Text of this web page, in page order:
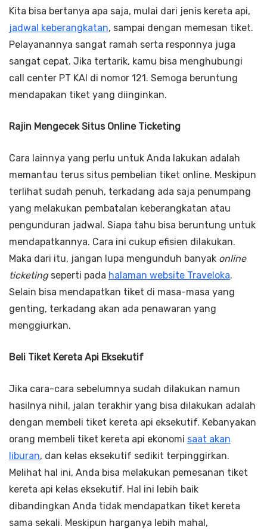
Kita bisa bertanya apa saja, mulai dari jenis kereta api,
jadwal keberangkatan, sampai dengan memesan tiket.
Pelayanannya sangat ramah serta responnya juga
sangat cepat. Jika tertarik, kamu bisa menghubungi
call center PT KAI di nomor 121. Semoga beruntung
mendapakan tiket yang diinginkan.
Rajin Mengecek Situs Online Ticketing
Cara lainnya yang perlu untuk Anda lakukan adalah
memantau terus situs pembelian tiket online. Meskipun
terlihat sudah penuh, terkadang ada saja penumpang
yang melakukan pembatalan keberangkatan atau
pengunduran jadwal. Siapa tahu bisa beruntung untuk
mendapatkannya. Cara ini cukup efisien dilakukan.
Maka dari itu, jangan lupa mengunduh banyak online
ticketingseperti pada halaman website Traveloka.
Selain bisa mendapatkan tiket di masa-masa yang
genting, terkadang akan ada penawaran yang
menggiurkan.
Beli Tiket Kereta Api Eksekutif
Jika cara-cara sebelumnya sudah dilakukan namun
hasilnya nihil, jalan terakhir yang bisa dilakukan adalah
dengan membeli tiket kereta api eksekutif. Kebanyakan
orang membeli tiket kereta api ekonomi saat akan
liburan, dan kelas eksekutif sedikit terpinggirkan.
Melihat hal ini, Anda bisa melakukan pemesanan tiket
kereta api kelas eksekutif. Hal ini lebih baik
dibandingkan Anda tidak mendapatkan tiket kereta
sama sekali. Meskipun harganya lebih mahal,